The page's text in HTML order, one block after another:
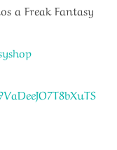
a Freak Fantasy